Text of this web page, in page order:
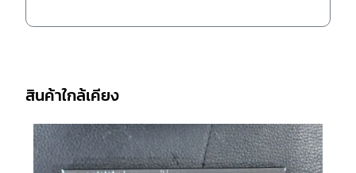
สินค้าใกล้เคียง